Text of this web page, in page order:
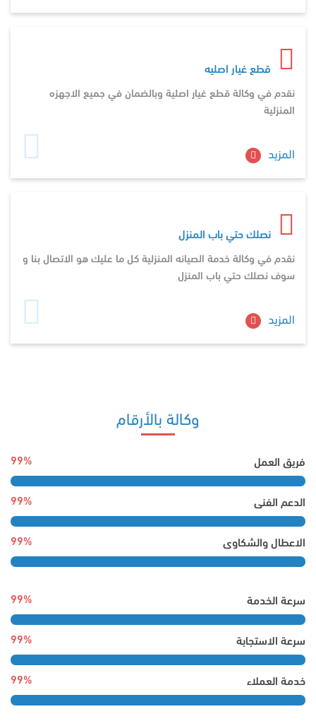
قطع غيار اصليه
نقدم في وكالة قطع غيار اصلية وبالضمان في جميع الاجهزه
المنزلية
المزيد
نصلك حتي باب المنزل
نقدم في وكالة خدمة الصيانه المنزلية كل ما عليك هو الاتصال بنا و
سوف نصلك حتي باب المنزل
المزيد
وكالة بالأرقام
فريق العمل 99%
الدعم الفنى 99%
الاعطال والشكاوى 99%
سرعة الخدمة 99%
سرعة الاستجابة 99%
خدمة العملاء 99%